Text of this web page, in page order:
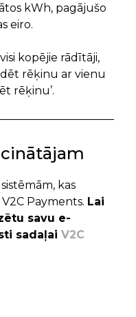
kWh, pagājušo
eiro.
kopējie rādītāji,
rēķinu ar vienu
rēķinu’.
kas
Payments. Lai
savu e-
sadaļai V2C